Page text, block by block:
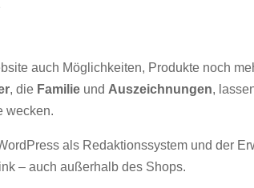
auch Möglichkeiten, Produkte noch
, die Familie und Auszeichnungen,
wecken.
als Redaktionssystem und der
– auch außerhalb des Shops.